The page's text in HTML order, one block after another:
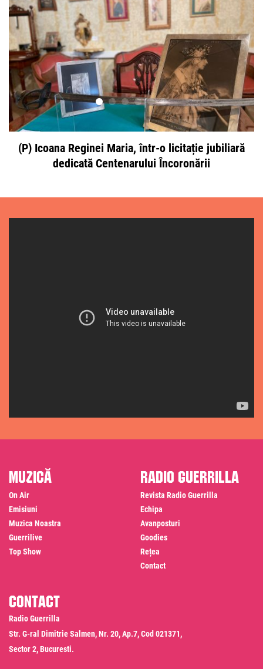
(P) Icoana Reginei Maria, într-o licitație jubiliară
dedicată Centenarului Încoronării
Muzică
On Air
Emisiuni
Muzica Noastra
Guerrilive
Top Show
Radio Guerrilla
Revista Radio Guerrilla
Echipa
Avanposturi
Goodies
Rețea
Contact
Contact
Radio Guerrilla
Str. G-ral Dimitrie Salmen, Nr. 20, Ap.7, Cod 021371,
Sector 2, Bucuresti.